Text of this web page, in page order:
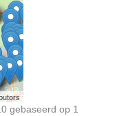
gebaseerd op 1